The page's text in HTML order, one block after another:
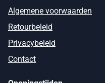
Algemene voorwaarden
Retourbeleid
Privacybeleid
Contact